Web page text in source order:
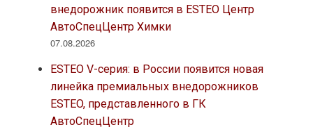
внедорожник появится в ESTEO Центр
АвтоСпецЦентр Химки
07.08.2026
ESTEO V-серия: в России появится новая
линейка премиальных внедорожников
ESTEO, представленного в ГК
АвтоСпецЦентр